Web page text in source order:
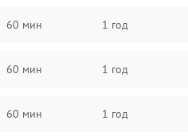
60 мин 1 год
60 мин 1 год
60 мин 1 год